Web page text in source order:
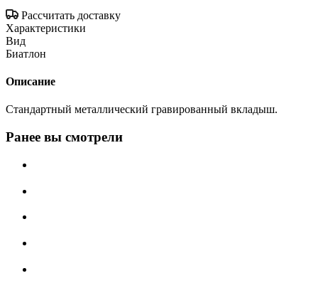
Рассчитать доставку
Характеристики
Вид
Биатлон
Описание
Стандартный металлический гравированный вкладыш.
Ранее вы смотрели